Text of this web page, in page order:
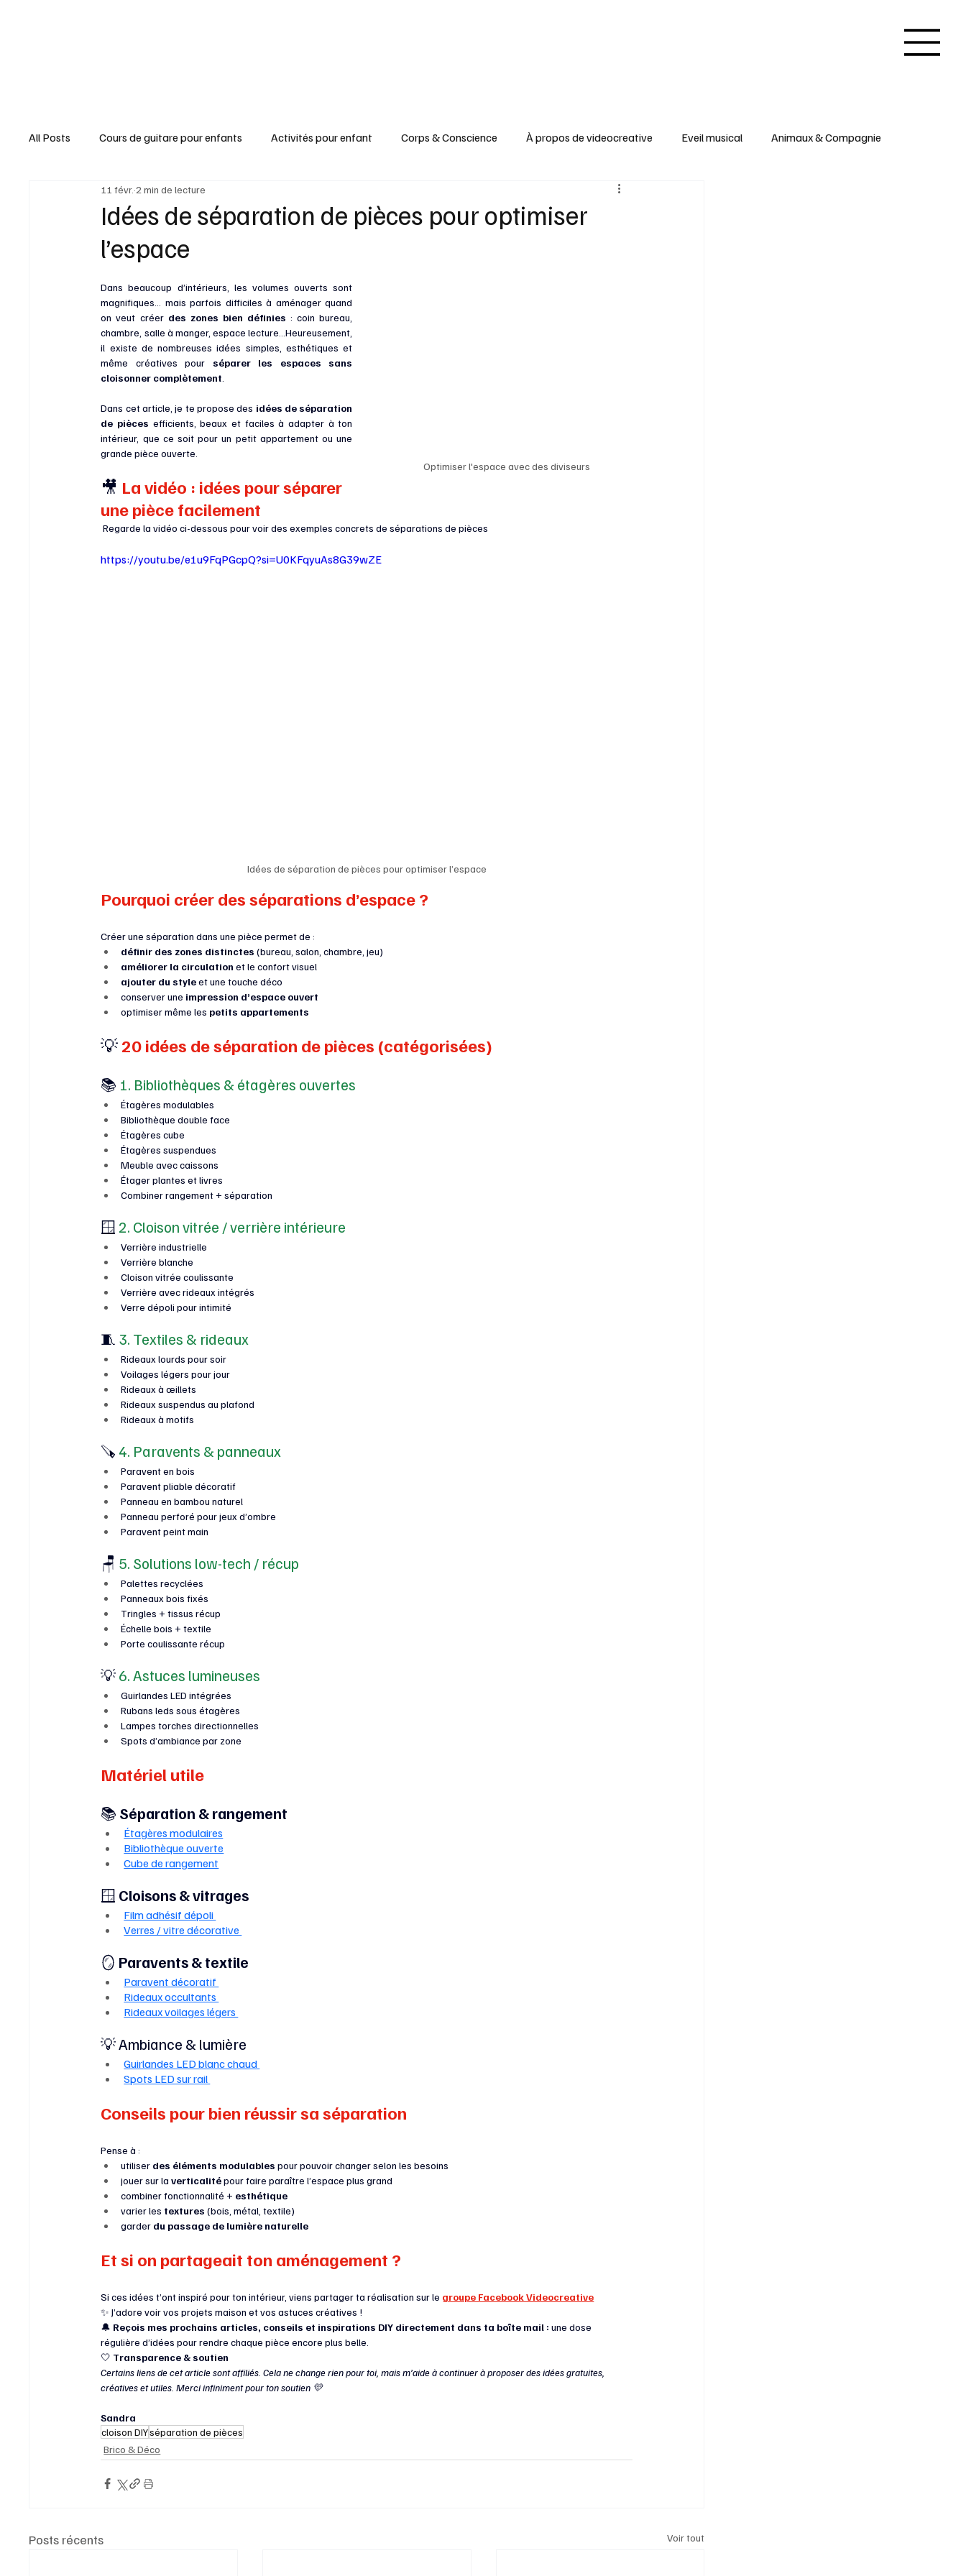
All Posts Cours de guitare pour enfants Activités pour enfant Corps & Conscience À propos de videocreative Eveil musical Animaux & Compagnie
Brico & Déco Trucs & Astuces Tableaux & Arts créatifs
Paroles & Chansons Fêtes & Gourmandises
Idées de séparation de pièces pour optimiser
l’espace
11 févr. 2 min de lecture
Optimiser l'espace avec des diviseurs
Dans beaucoup d’intérieurs, les volumes ouverts sont
magnifiques… mais parfois difficiles à aménager quand
on veut créer des zones bien définies : coin bureau,
chambre, salle à manger, espace lecture…Heureusement,
il existe de nombreuses idées simples, esthétiques et
même créatives pour séparer les espaces sans
cloisonner complètement
Dans cet article, je te propose des idées de séparation
de pièces efficients, beaux et faciles à adapter à ton
intérieur, que ce soit pour un petit appartement ou une
grande pièce ouverte.
🎥 La vidéo : idées pour séparer
une pièce facilement
Regarde la vidéo ci-dessous pour voir des exemples concrets de séparations de pièces
https://youtu.be/e1u9FqPGcpQ?si=U0KFqyuAs8G39wZE
Idées de séparation de pièces pour optimiser l’espace
Pourquoi créer des séparations d’espace ?
Créer une séparation dans une pièce permet de :
définir des zones distinctes (bureau, salon, chambre, jeu)
améliorer la circulation et le confort visuel
ajouter du style et une touche déco
conserver une impression d’espace ouvert
optimiser même les petits appartements
💡 20 idées de séparation de pièces (catégorisées)
📚 1. Bibliothèques & étagères ouvertes
Étagères modulables
Bibliothèque double face
Étagères cube
Étagères suspendues
Meuble avec caissons
Étager plantes et livres
Combiner rangement + séparation
🪟 2. Cloison vitrée / verrière intérieure
Verrière industrielle
Verrière blanche
Cloison vitrée coulissante
Verrière avec rideaux intégrés
Verre dépoli pour intimité
🧵 3. Textiles & rideaux
Rideaux lourds pour soir
Voilages légers pour jour
Rideaux à œillets
Rideaux suspendus au plafond
Rideaux à motifs
🪚 4. Paravents & panneaux
Paravent en bois
Paravent pliable décoratif
Panneau en bambou naturel
Panneau perforé pour jeux d’ombre
Paravent peint main
🪑 5. Solutions low-tech / récup
Palettes recyclées
Panneaux bois fixés
Tringles + tissus récup
Échelle bois + textile
Porte coulissante récup
💡 6. Astuces lumineuses
Guirlandes LED intégrées
Rubans leds sous étagères
Lampes torches directionnelles
Spots d’ambiance par zone
Matériel utile
📚 Séparation & rangement
Étagères modulaires
Bibliothèque ouverte
Cube de rangement
🪟 Cloisons & vitrages
Film adhésif dépoli
Verres / vitre décorative
🪞 Paravents & textile
Paravent décoratif
Rideaux occultants
Rideaux voilages légers
💡 Ambiance & lumière
Guirlandes LED blanc chaud
Spots LED sur rail
Conseils pour bien réussir sa séparation
Pense à :
utiliser des éléments modulables pour pouvoir changer selon les besoins
jouer sur la verticalité pour faire paraître l’espace plus grand
combiner fonctionnalité + esthétique
varier les textures (bois, métal, textile)
garder du passage de lumière naturelle
Et si on partageait ton aménagement ?
Si ces idées t’ont inspiré pour ton intérieur, viens partager ta réalisation sur le groupe Facebook Videocreative
✨ J’adore voir vos projets maison et vos astuces créatives !
🔔 Reçois mes prochains articles, conseils et inspirations DIY directement dans ta boîte mail : une dose
régulière d’idées pour rendre chaque pièce encore plus belle.
🤍 Transparence & soutien
Certains liens de cet article sont affiliés. Cela ne change rien pour toi, mais m’aide à continuer à proposer des idées gratuites,
créatives et utiles. Merci infiniment pour ton soutien 💛
Sandra
cloison DIYséparation de pièces
Brico & Déco
Posts récents Voir tout